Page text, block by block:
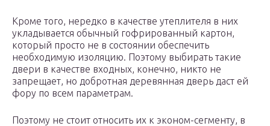
Кроме того, нередко в качестве утеплителя в них
укладывается обычный гофрированный картон,
который просто не в состоянии обеспечить
необходимую изоляцию. Поэтому выбирать такие
двери в качестве входных, конечно, никто не
запрещает, но добротная деревянная дверь даст ей
фору по всем параметрам.
Поэтому не стоит относить их к эконом-сегменту, в